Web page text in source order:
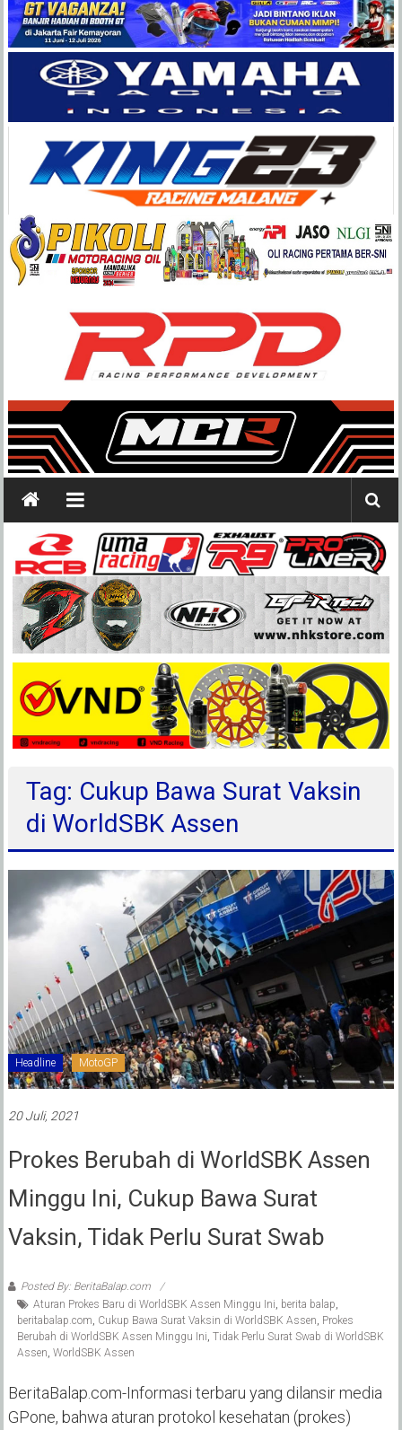
Balap
Paling
Lengkap
Tag: Cukup Bawa Surat Vaksin
di WorldSBK Assen
Headline MotoGP
20 Juli, 2021
Prokes Berubah di WorldSBK Assen
Minggu Ini, Cukup Bawa Surat
Vaksin, Tidak Perlu Surat Swab
Posted By: BeritaBalap.com
Aturan Prokes Baru di WorldSBK Assen Minggu Ini, berita balap,
beritabalap.com, Cukup Bawa Surat Vaksin di WorldSBK Assen, Prokes
Berubah di WorldSBK Assen Minggu Ini, Tidak Perlu Surat Swab di WorldSBK
Assen, WorldSBK Assen
BeritaBalap.com-Informasi terbaru yang dilansir media
GPone, bahwa aturan protokol kesehatan (prokes)